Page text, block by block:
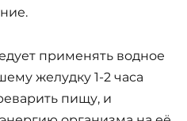
применять водное
желудку 1-2 часа
пищу, и